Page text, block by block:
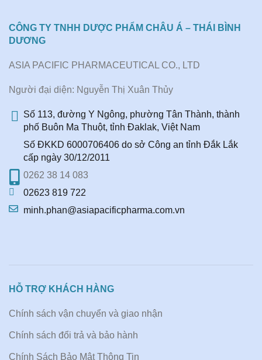
CÔNG TY TNHH DƯỢC PHẨM CHÂU Á – THÁI BÌNH
DƯƠNG
ASIA PACIFIC PHARMACEUTICAL CO., LTD
Người đại diện: Nguyễn Thị Xuân Thủy
Số 113, đường Y Ngông, phường Tân Thành, thành
phố Buôn Ma Thuột, tỉnh Đaklak, Việt Nam
Số ĐKKD 6000706406 do sở Công an tỉnh Đắk Lắk
cấp ngày 30/12/2011
0262 38 14 083
02623 819 722
minh.phan@asiapacificpharma.com.vn
HỖ TRỢ KHÁCH HÀNG
Chính sách vận chuyển và giao nhận
Chính sách đổi trả và bảo hành
Chính Sách Bảo Mật Thông Tin